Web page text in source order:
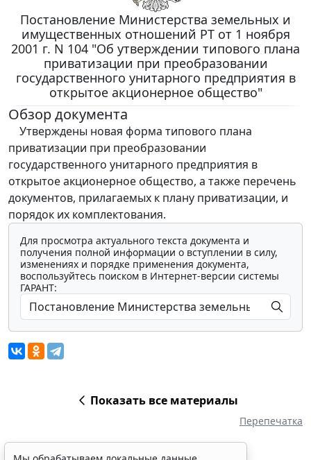
Постановление Министерства земельных и
имущественных отношений РТ от 1 ноября
2001 г. N 104 "Об утверждении типового плана
приватизации при преобразовании
государственного унитарного предприятия в
открытое акционерное общество"
Обзор документа
Утверждены новая форма типового плана
приватизации при преобразовании
государственного унитарного предприятия в
открытое акционерное общество, а также перечень
документов, прилагаемых к плану приватизации, и
порядок их комплектования.
Для просмотра актуального текста документа и
получения полной информации о вступлении в силу,
изменениях и порядке применения документа,
воспользуйтесь поиском в Интернет-версии системы
ГАРАНТ:
Показать все материалы
Перепечатка